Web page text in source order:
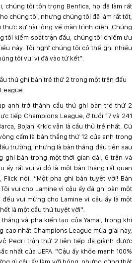
chúng tôi tôn trọng Benfica, họ đã làm rất
chúng tôi, nhưng chúng tôi đã làm rất tốt,
thực sự hài lòng về màn trình diễn. Chúng
tôi kiểm soát trận đấu, chúng tôi chiếm ưu
này. Tôi nghĩ chúng tôi có thể ghi nhiều
tôi vui vì đã vào tứ kết”.
thủ ghi bàn trẻ thứ 2 trong một trận đấu
anh trở thành cầu thủ ghi bàn trẻ thứ 2
tiếp Champions League, ở tuổi 17 và 241
Bojan Krkic vẫn là cầu thủ trẻ nhất. Cú
cấm là bàn thắng thứ 12 của anh trong
trường, nhưng là bàn thắng đầu tiên sau
ghi bàn trong một thời gian dài, 6 trận và
ấy rất vui vì đó là một bàn thắng rất quan
nói. “Một pha ghi bàn tuyệt vời! Bàn
vui cho Lamine vì cậu ấy đã ghi bàn một
đều vui mừng cho Lamine vì cậu ấy là một
là một cầu thủ tuyệt vời”.
và pha kiến ​​tạo của Yamal, trong khi
cao nhất Champions League mùa giải này,
Pedri trận thứ 2 liên tiếp đã giành được
nhất của UEFA. “Cậu ấy khỏe mạnh 100%